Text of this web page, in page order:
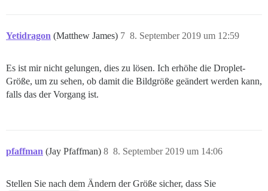
Yetidragon (Matthew James) 8. September 2019 um 12:59
7
Es ist mir nicht gelungen, dies zu lösen. Ich erhöhe die Droplet-
Größe, um zu sehen, ob damit die Bildgröße geändert werden kann,
falls das der Vorgang ist.
pfaffman (Jay Pfaffman) 8. September 2019 um 14:06
8
Stellen Sie nach dem Ändern der Größe sicher, dass Sie